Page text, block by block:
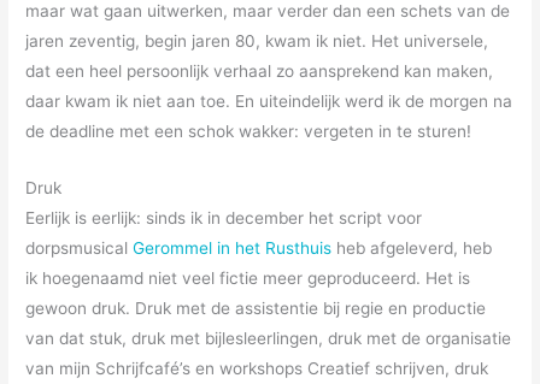
maar wat gaan uitwerken, maar verder dan een schets van de
jaren zeventig, begin jaren 80, kwam ik niet. Het universele,
dat een heel persoonlijk verhaal zo aansprekend kan maken,
daar kwam ik niet aan toe. En uiteindelijk werd ik de morgen na
de deadline met een schok wakker: vergeten in te sturen!
Druk
Eerlijk is eerlijk: sinds ik in december het script voor
dorpsmusicalGerommel in het Rusthuis heb afgeleverd, heb
ik hoegenaamd niet veel fictie meer geproduceerd. Het is
gewoon druk. Druk met de assistentie bij regie en productie
van dat stuk, druk met bijlesleerlingen, druk met de organisatie
van mijn Schrijfcafé’s en workshops Creatief schrijven, druk